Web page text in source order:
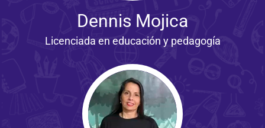
Dennis Mojica
Licenciada en educación y pedagogía